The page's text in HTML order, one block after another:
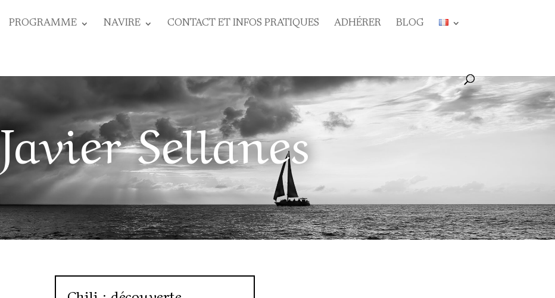
PROGRAMME NAVIRE CONTACT ET INFOS PRATIQUES ADHÉRER BLOG
Javier Sellanes